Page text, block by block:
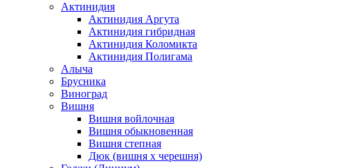
Актинидия
Актинидия Аргута
Актинидия гибридная
Актинидия Коломикта
Актинидия Полигама
Алыча
Брусника
Виноград
Вишня
Вишня войлочная
Вишня обыкновенная
Вишня степная
Дюк (вишня х черешня)